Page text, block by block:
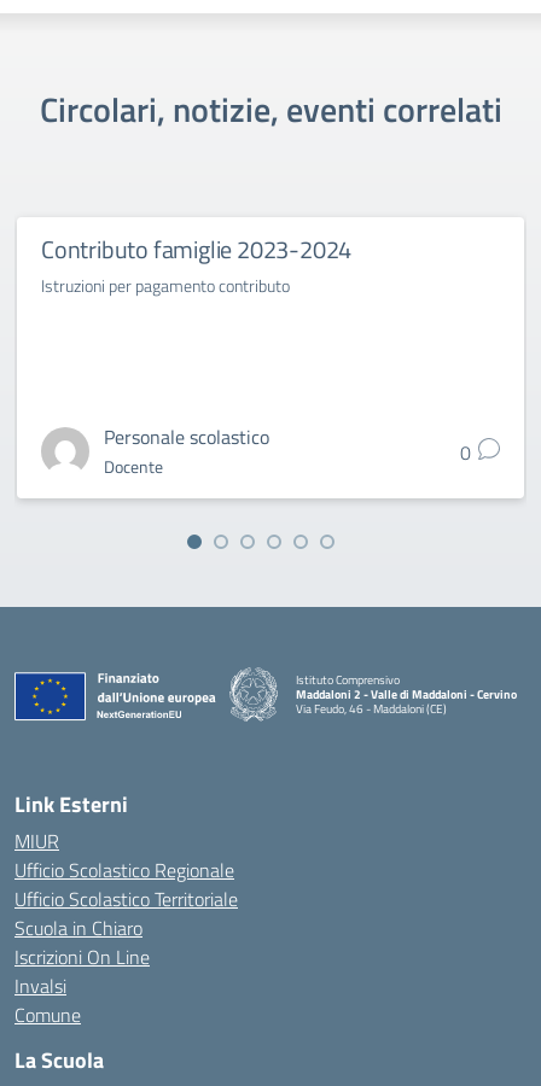
Circolari, notizie, eventi correlati
Contributo famiglie 2023-2024
Istruzioni per pagamento contributo
Personale scolastico
Docente 0
Istituto Comprensivo
Maddaloni 2 - Valle di Maddaloni - Cervino
Via Feudo, 46 - Maddaloni (CE)
Link Esterni
MIUR
Ufficio Scolastico Regionale
Ufficio Scolastico Territoriale
Scuola in Chiaro
Iscrizioni On Line
Invalsi
Comune
La Scuola